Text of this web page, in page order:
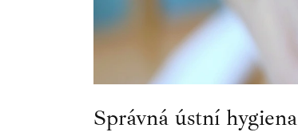
Správná ústní hygiena